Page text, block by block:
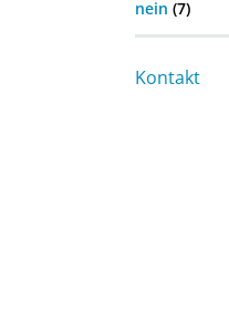
nein (7)
Kontakt